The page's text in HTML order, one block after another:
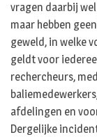
vragen daarbij
maar hebben
geweld, in welke
geldt voor
rechercheurs,
afdelingen en
Dergelijke